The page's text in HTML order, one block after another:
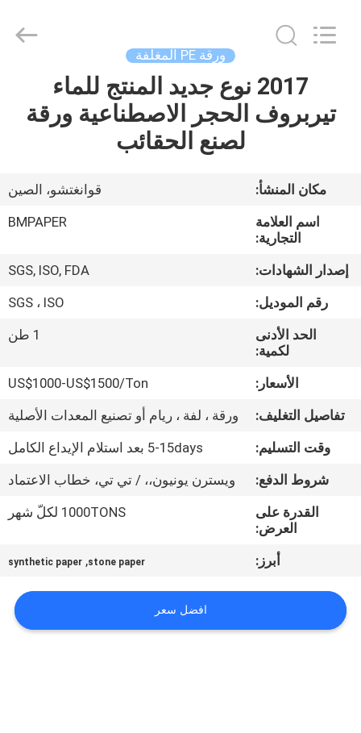
المنزل
معلومات
جولة
المصنع
مراقبة
الجودة
اتصل
خريطة
BMPAPER
CO.,LTD.
ورقة PE المغلفة
2017 نوع جديد المنتج للماء
تيربروف الحجر الاصطناعية ورقة
لصنع الحقائب
مكان المنشأ:
قوانغتشو، الصين
اسم العلامة
التجارية:
BMPAPER
إصدار الشهادات:
SGS, ISO, FDA
رقم الموديل:
SGS ، ISO
الحد الأدنى
لكمية:
1 طن
الأسعار:
US$1000-US$1500/Ton
تفاصيل التغليف:
ورقة ، لفة ، ريام أو تصنيع المعدات الأصلية
وقت التسليم:
5-15days بعد استلام الإيداع الكامل
شروط الدفع:
ويسترن يونيون،، / تي تي، خطاب الاعتماد
القدرة على
العرض:
1000TONS لكلّ شهر
أبرز: stone paper
,
synthetic paper
افضل سعر